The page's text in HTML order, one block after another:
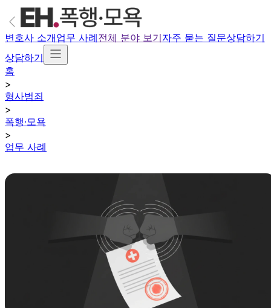
변호사 소개업무 사례전체 분야 보기자주 묻는 질문상담하기
상담하기
홈
>
형사범죄
>
폭행·모욕
>
업무 사례